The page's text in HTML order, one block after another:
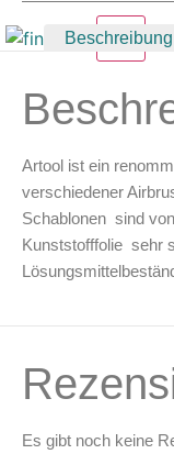
X
Airbrush
Schablone
Fraser
(200395)
Beschreibung
Artool ist ein
verschiedener
Schablonen sind
Kunststofffolie sehr
Es gibt noch keine